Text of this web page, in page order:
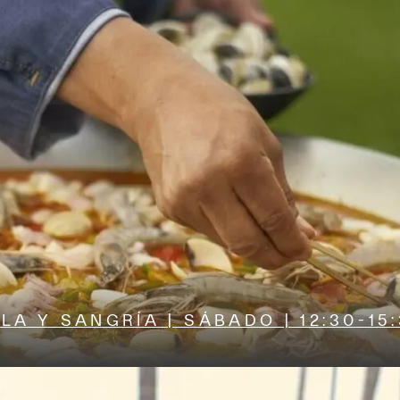
Y SANGRÍA | SÁBADO | 12:30-